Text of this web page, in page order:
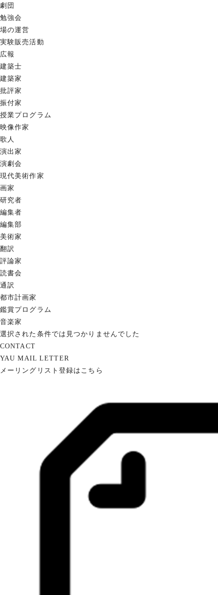
劇団
勉強会
場の運営
実験販売活動
広報
建築士
建築家
批評家
振付家
授業プログラム
映像作家
歌人
演出家
演劇会
現代美術作家
画家
研究者
編集者
編集部
美術家
翻訳
評論家
読書会
通訳
都市計画家
鑑賞プログラム
音楽家
選択された条件では見つかりませんでした
CONTACT
YAU MAIL LETTER
メーリングリスト登録はこちら